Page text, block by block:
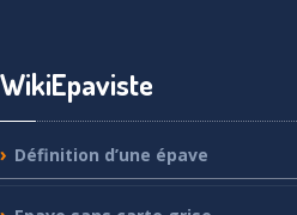
WikiEpaviste
Définition d’une épave